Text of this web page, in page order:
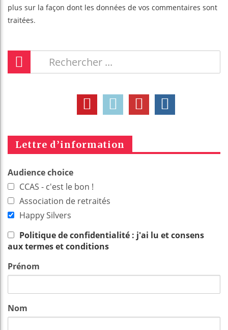
plus sur la façon dont les données de vos commentaires sont
traitées.
Lettre d’information
Audience choice
CCAS - c'est le bon !
Association de retraités
Happy Silvers
Politique de confidentialité : j'ai lu et consens
aux termes et conditions
Prénom
Nom